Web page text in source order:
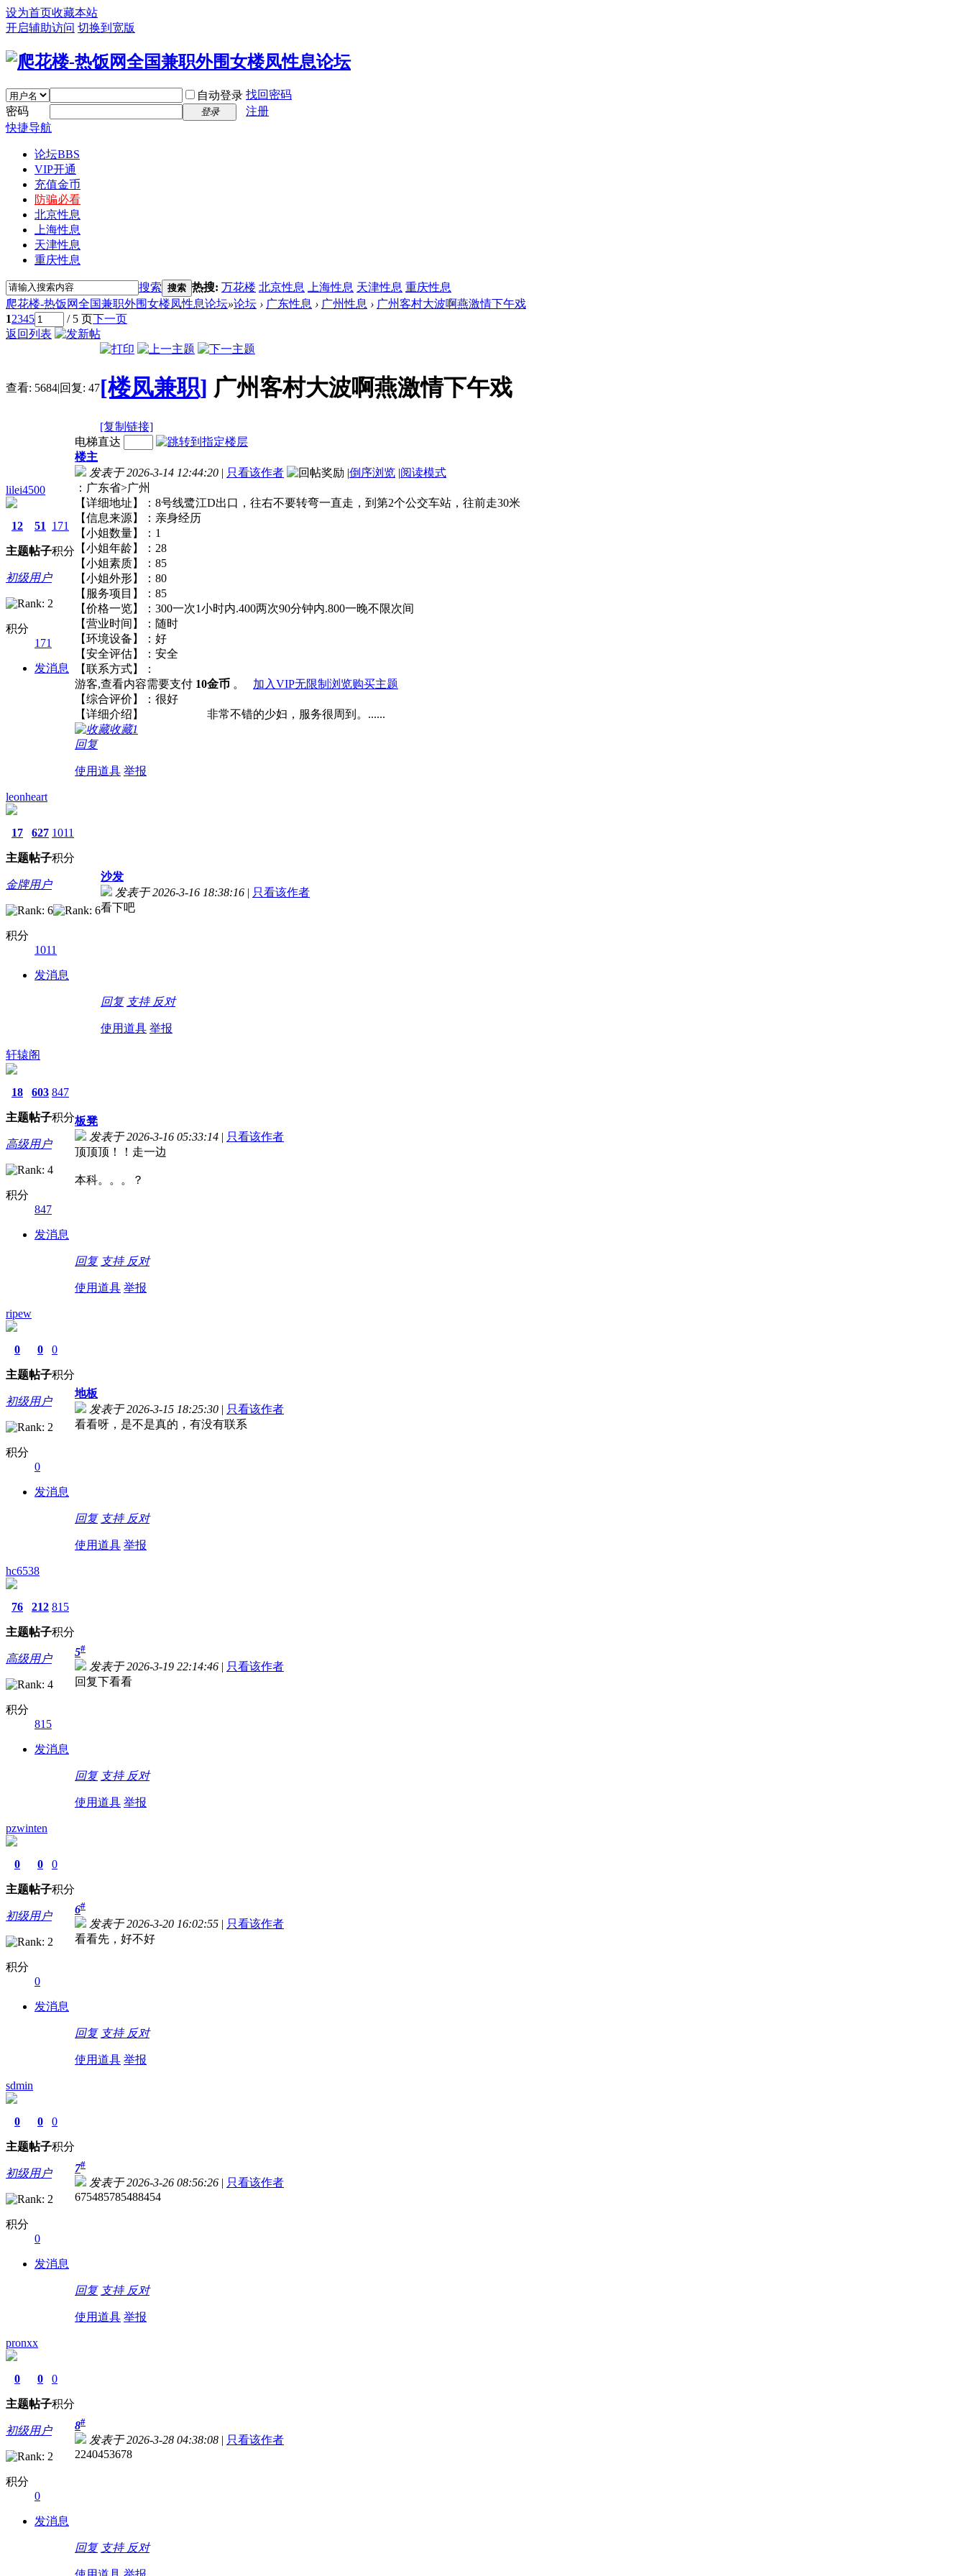
设为首页收藏本站
开启辅助访问 切换到宽版
自动登录 找回密码
密码
登录
注册
快捷导航
论坛BBS
VIP开通
充值金币
防骗必看
北京性息
上海性息
天津性息
重庆性息
搜索 搜索 热搜: 万花楼 北京性息 上海性息 天津性息 重庆性息
爬花楼-热饭网全国兼职外围女楼凤性息论坛»论坛 › 广东性息 › 广州性息 › 广州客村大波啊燕激情下午戏
12345 / 5 页下一页
返回列表
查看: 5684|回复: 47[楼凤兼职] 广州客村大波啊燕激情下午戏
[复制链接]
lilei4500
12
主题
51
帖子
171
积分
初级用户
积分
171
发消息
电梯直达
楼主
发表于 2026-3-14 12:44:20 | 只看该作者 |倒序浏览 |阅读模式
：广东省>广州
【详细地址】：8号线鹭江D出口，往右不要转弯一直走，到第2个公交车站，往前走30米
【信息来源】：亲身经历
【小姐数量】：1
【小姐年龄】：28
【小姐素质】：85
【小姐外形】：80
【服务项目】：85
【价格一览】：300一次1小时内.400两次90分钟内.800一晚不限次间
【营业时间】：随时
【环境设备】：好
【安全评估】：安全
【联系方式】：
游客,查看内容需要支付 10金币 。 加入VIP无限制浏览购买主题
【综合评价】：很好
【详细介绍】 非常不错的少妇，服务很周到。......
收藏1
回复
使用道具 举报
leonheart
17
主题
627
帖子
1011
积分
金牌用户
积分
1011
发消息
沙发
发表于 2026-3-16 18:38:16 | 只看该作者
看下吧
回复 支持 反对
使用道具 举报
轩辕阁
18
主题
603
帖子
847
积分
高级用户
积分
847
发消息
板凳
发表于 2026-3-16 05:33:14 | 只看该作者
顶顶顶！！走一边
本科。。。？
回复 支持 反对
使用道具 举报
ripew
0
主题
0
帖子
0
积分
初级用户
积分
0
发消息
地板
发表于 2026-3-15 18:25:30 | 只看该作者
看看呀，是不是真的，有没有联系
回复 支持 反对
使用道具 举报
hc6538
76
主题
212
帖子
815
积分
高级用户
积分
815
发消息
5#
发表于 2026-3-19 22:14:46 | 只看该作者
回复下看看
回复 支持 反对
使用道具 举报
pzwinten
0
主题
0
帖子
0
积分
初级用户
积分
0
发消息
6#
发表于 2026-3-20 16:02:55 | 只看该作者
看看先，好不好
回复 支持 反对
使用道具 举报
sdmin
0
主题
0
帖子
0
积分
初级用户
积分
0
发消息
7#
发表于 2026-3-26 08:56:26 | 只看该作者
675485785488454
回复 支持 反对
使用道具 举报
pronxx
0
主题
0
帖子
0
积分
初级用户
积分
0
发消息
8#
发表于 2026-3-28 04:38:08 | 只看该作者
2240453678
回复 支持 反对